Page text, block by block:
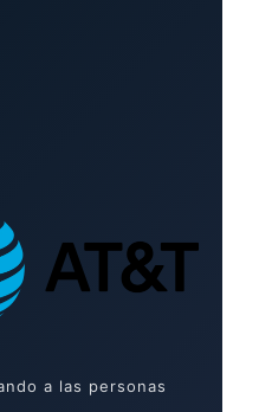
a las personas